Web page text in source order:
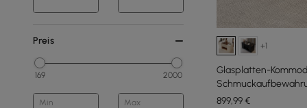
Preis
169 2000
Min Max
+1
Glasplatten-
899,99€